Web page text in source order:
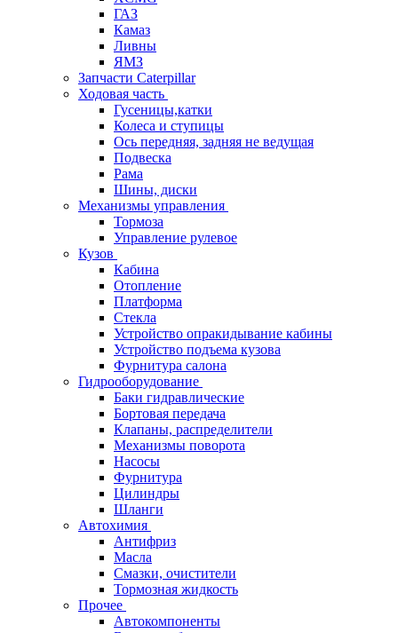
ГАЗ
Камаз
Ливны
ЯМЗ
Запчасти Caterpillar
Ходовая часть
Гусеницы,катки
Колеса и ступицы
Ось передняя, задняя не ведущая
Подвеска
Рама
Шины, диски
Механизмы управления
Тормоза
Управление рулевое
Кузов
Кабина
Отопление
Платформа
Стекла
Устройство опракидывание кабины
Устройство подъема кузова
Фурнитура салона
Гидрооборудование
Баки гидравлические
Бортовая передача
Клапаны, распределители
Механизмы поворота
Насосы
Фурнитура
Цилиндры
Шланги
Автохимия
Антифриз
Масла
Смазки, очистители
Тормозная жидкость
Прочее
Автокомпоненты